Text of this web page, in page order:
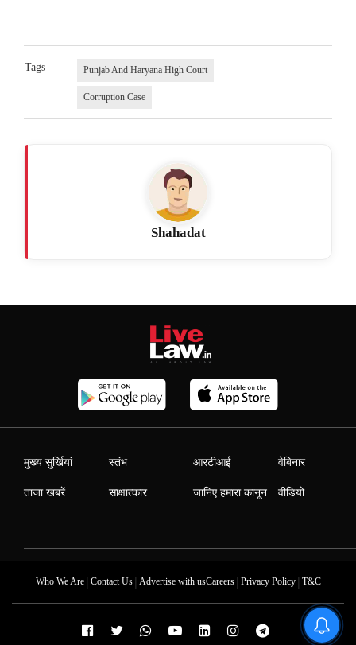
Tags Punjab And Haryana High Court
Corruption Case
Shahadat
मुख्य सुर्खियां
ताजा खबरें
स्तंभ
साक्षात्कार
आरटीआई
जानिए हमारा कानून
वेबिनार
वीडियो
Who We Are| Contact Us| Advertise with usCareers| Privacy Policy| T&C